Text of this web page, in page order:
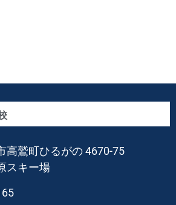
高鷲町ひるがの 4670-75
スキー場